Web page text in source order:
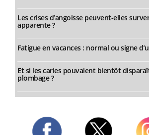
Les crises d’angoisse peuvent-elles
apparente ?
Fatigue en vacances : normal ou signe
Et si les caries pouvaient bientôt
plombage ?